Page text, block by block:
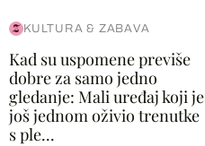
KULTURA & ZABAVA
Kad su uspomene previše
dobre za samo jedno
gledanje: Mali uređaj koji je
još jednom oživio trenutke
s ple...